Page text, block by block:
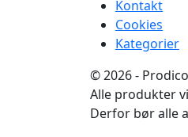
Kontakt
Cookies
Kategorier
© 2026 -
Alle produkter
Derfor bør alle